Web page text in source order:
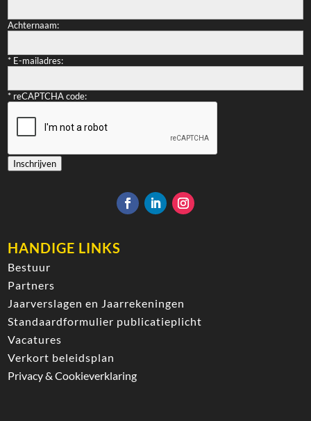
Achternaam:
* E-mailadres:
* reCAPTCHA code:
Inschrijven
HANDIGE LINKS
Bestuur
Partners
Jaarverslagen en Jaarrekeningen
Standaardformulier publicatieplicht
Vacatures
Verkort beleidsplan
Privacy & Cookieverklaring